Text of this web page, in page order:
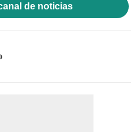
de noticias